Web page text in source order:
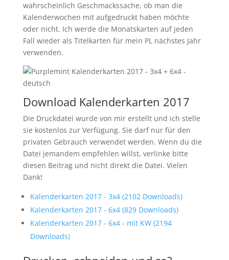
wahrscheinlich Geschmackssache, ob man die
Kalenderwochen mit aufgedruckt haben möchte
oder nicht. Ich werde die Monatskarten auf jeden
Fall wieder als Titelkarten für mein PL nächstes Jahr
verwenden.
Download Kalenderkarten 2017
Die Druckdatei wurde von mir erstellt und ich stelle
sie kostenlos zur Verfügung. Sie darf nur für den
privaten Gebrauch verwendet werden. Wenn du die
Datei jemandem empfehlen willst, verlinke bitte
diesen Beitrag und nicht direkt die Datei. Vielen
Dank!
Kalenderkarten 2017 - 3x4 (2102 Downloads)
Kalenderkarten 2017 - 6x4 (829 Downloads)
Kalenderkarten 2017 - 6x4 - mit KW (2194
Downloads)